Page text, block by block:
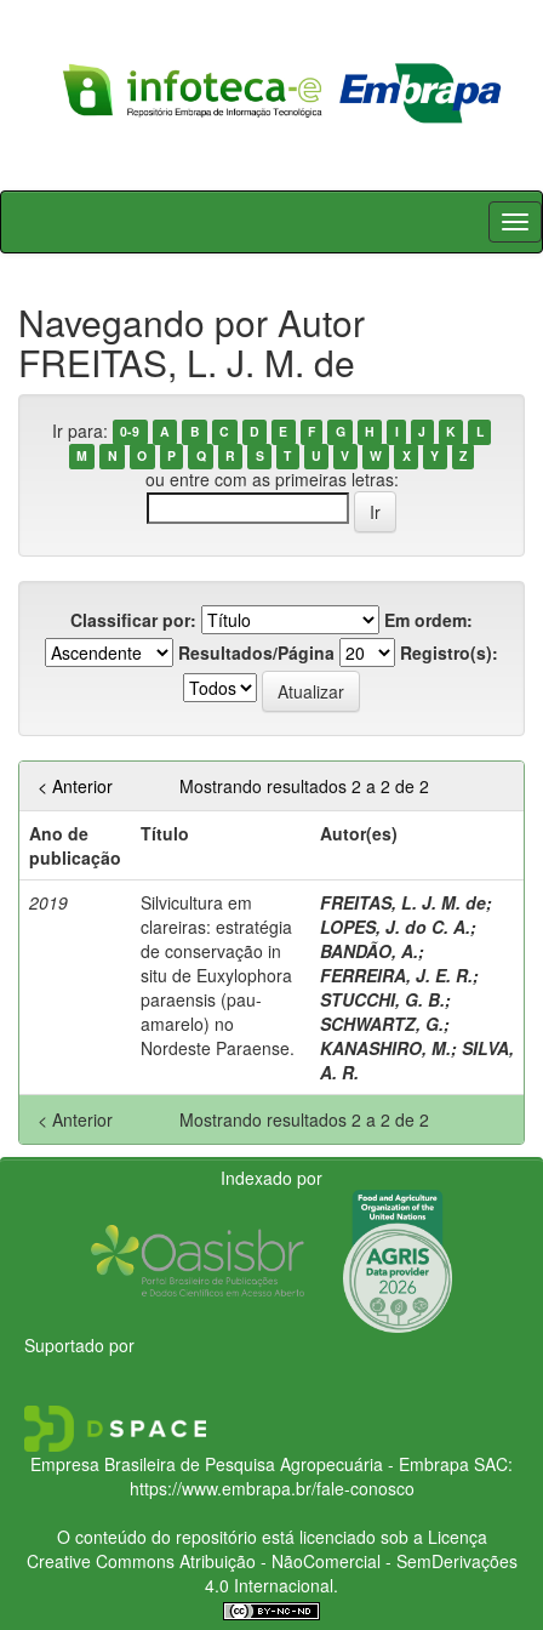
Skip
Navegando por Autor
FREITAS, L. J. M. de
Ir para: 0-9 A B C D E F G H I J K
L
M
N O P Q R S T U V W X Y Z
ou entre com as primeiras letras:
Classificar por:
Em ordem:
Resultados/Página
Registro(s):
Mostrando resultados 2 a 2 de 2
< Anterior
Ano de
publicação
Título Autor(es)
2019
Silvicultura em
clareiras: estratégia
de conservação in
situ de Euxylophora
paraensis (pau-
amarelo) no
Nordeste Paraense.
FREITAS, L. J. M. de;
LOPES, J. do C. A.;
BANDÃO, A.;
FERREIRA, J. E. R.;
STUCCHI, G. B.;
SCHWARTZ, G.;
KANASHIRO, M.; SILVA,
A. R.
Mostrando resultados 2 a 2 de 2
< Anterior
Indexado por
Suportado por
Empresa Brasileira de Pesquisa Agropecuária - Embrapa SAC:
https://www.embrapa.br/fale-conosco
O conteúdo do repositório está licenciado sob a Licença
Creative CommonsAtribuição - NãoComercial - SemDerivações
4.0 Internacional.